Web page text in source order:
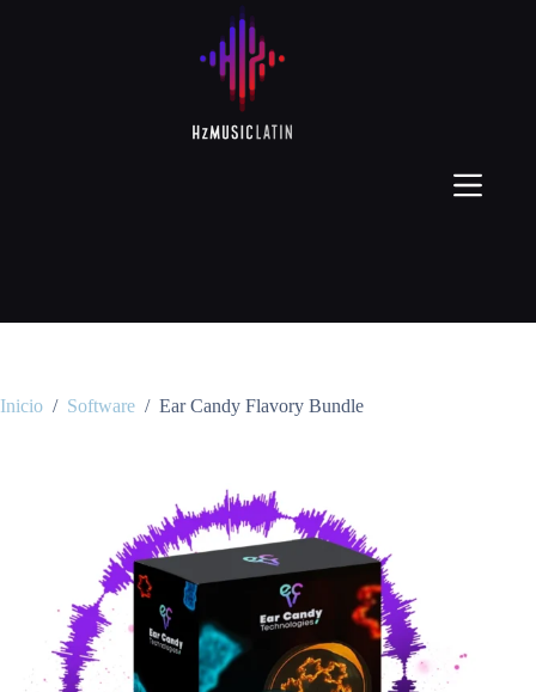
Inicio / Software / Ear Candy Flavory Bundle